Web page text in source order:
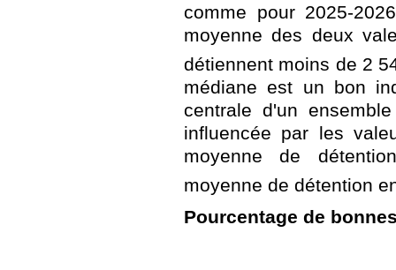
comme pour 2025-
moyenne des deux
détiennent moins de 2
médiane est un bon
centrale d'un
influencée par les
moyenne de
moyenne de détention
Pourcentage de